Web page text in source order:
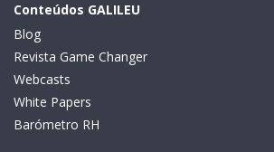
Conteúdos GALILEU
Blog
Revista Game Changer
Webcasts
White Papers
Barómetro RH